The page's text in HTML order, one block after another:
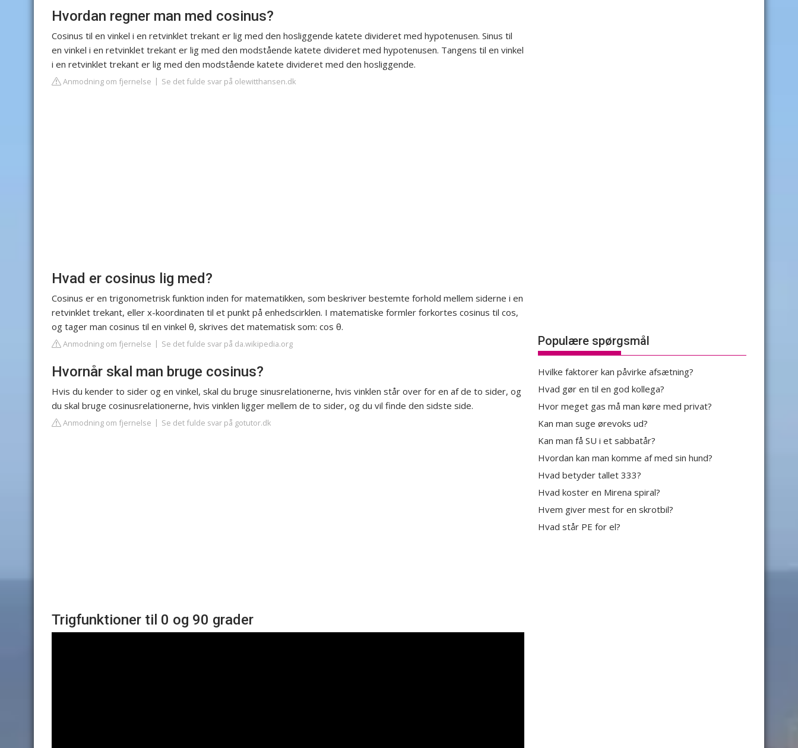
Hvordan regner man med cosinus?
Cosinus til en vinkel i en retvinklet trekant er lig med den hosliggende katete divideret med hypotenusen. Sinus til
en vinkel i en retvinklet trekant er lig med den modstående katete divideret med hypotenusen. Tangens til en vinkel
i en retvinklet trekant er lig med den modstående katete divideret med den hosliggende.
Anmodning om fjernelse Se det fulde svar på olewitthansen.dk
Hvad er cosinus lig med?
Cosinus er en trigonometrisk funktion inden for matematikken, som beskriver bestemte forhold mellem siderne i en
retvinklet trekant, eller x-koordinaten til et punkt på enhedscirklen. I matematiske formler forkortes cosinus til cos,
og tager man cosinus til en vinkel θ, skrives det matematisk som: cos θ.
Anmodning om fjernelse Se det fulde svar på da.wikipedia.org
Hvornår skal man bruge cosinus?
Hvis du kender to sider og en vinkel, skal du bruge sinusrelationerne, hvis vinklen står over for en af de to sider, og
du skal bruge cosinusrelationerne, hvis vinklen ligger mellem de to sider, og du vil finde den sidste side.
Anmodning om fjernelse Se det fulde svar på gotutor.dk
Trigfunktioner til 0 og 90 grader
Populære spørgsmål
Hvilke faktorer kan påvirke afsætning?
Hvad gør en til en god kollega?
Hvor meget gas må man køre med privat?
Kan man suge ørevoks ud?
Kan man få SU i et sabbatår?
Hvordan kan man komme af med sin hund?
Hvad betyder tallet 333?
Hvad koster en Mirena spiral?
Hvem giver mest for en skrotbil?
Hvad står PE for el?